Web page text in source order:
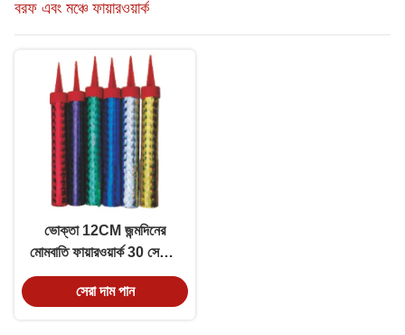
বরফ এবং মঞ্চে ফায়ারওয়ার্ক
ভোক্তা 12CM জন্মদিনের
মোমবাতি ফায়ারওয়ার্ক 30 সেকেন্ড
কেক স্পার্কলার মোমবাতি
সেরা দাম পান